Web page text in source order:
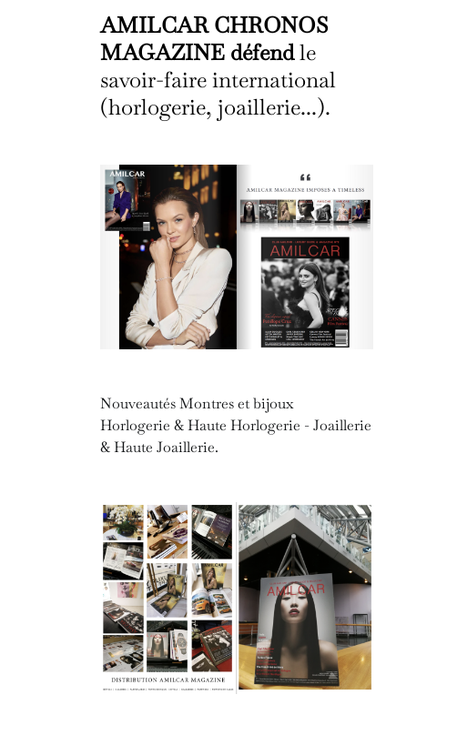
AMILCAR CHRONOS
MAGAZINE défendle
savoir-faire international
(horlogerie, joaillerie...).
Nouveautés Montres et bijoux
Horlogerie & Haute Horlogerie - Joaillerie
& Haute Joaillerie.